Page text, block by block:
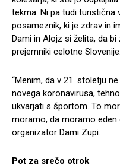
tekma. Ni pa tudi turistična
posameznik, ki je zdrav in
Dami in Alojz si želita, da
prejemniki celotne Slovenije.
“Menim, da v 21. stoletju
novega koronavirusa,
ukvarjati s športom. To
moramo, da moramo eden
organizator Dami Zupi.
Pot za srečo otrok